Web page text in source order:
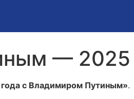
— 2025
года с Владимиром Путиным».